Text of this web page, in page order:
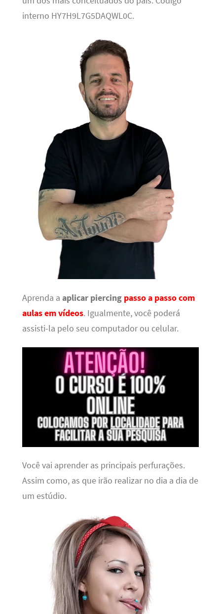
interno HY7H9L7G5DAQWL0C.
Aprenda a aplicar piercing passo a passo com
aulas em vídeos. Igualmente, você poderá
assisti-la pelo seu computador ou celular.
Você vai aprender as principais perfurações.
Assim como, as que irão realizar no dia a dia de
um estúdio.